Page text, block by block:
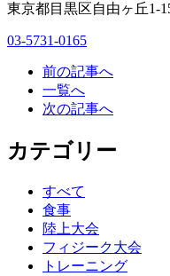
東京都目黒区自由ヶ丘1-
03-5731-0165
前の記事へ
一覧へ
次の記事へ
カテゴリー
すべて
食事
陸上大会
フィジーク大会
トレーニング